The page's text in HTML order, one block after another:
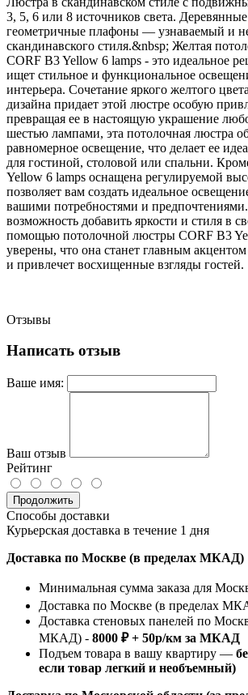
3, 5, 6 или 8 источников света.
геометричные плафоны — узнаваемый и
скандинавского стиля.&nbsp; Желтая
CORF B3 Yellow 6 lamps - это идеальное
ищет стильное и функциональное
интерьера. Сочетание яркого желтого
дизайна придает этой люстре особую
превращая ее в настоящую украшение
шестью лампами, эта потолочная люстра
равномерное освещение, что делает ее
для гостиной, столовой или спальни.
Yellow 6 lamps оснащена регулируемой
позволяет вам создать идеальное
вашими потребностями и
возможность добавить яркости и стиля в
помощью потолочной люстры CORF B3
уверены, что она станет главным
и привлечет восхищенные взгляды гостей.
Отзывы
Написать отзыв
Ваше имя:
Ваш отзыв
Рейтинг
Продолжить
Способы доставки
Курьерская доставка в течение 1 дня
Доставка по Москве (в пределах МКАД)
Минимальная сумма заказа для
Доставка по Москве (в пределах
Доставка стеновых панелей по
МКАД) - 8000 ₽ + 50р/км за МКАД
Подъем товара в вашу квартиру —
если товар легкий и необъемный)